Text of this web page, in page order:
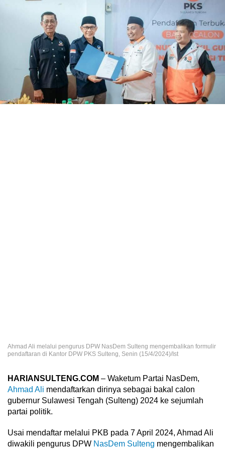
Ahmad Ali melalui pengurus DPW NasDem Sulteng mengembalikan formulir
pendaftaran di Kantor DPW PKS Sulteng, Senin (15/4/2024)/Ist
HARIANSULTENG.COM – Waketum Partai NasDem,
Ahmad Ali mendaftarkan dirinya sebagai bakal calon
gubernur Sulawesi Tengah (Sulteng) 2024 ke sejumlah
partai politik.
Usai mendaftar melalui PKB pada 7 April 2024, Ahmad Ali
diwakili pengurus DPW NasDem Sulteng mengembalikan